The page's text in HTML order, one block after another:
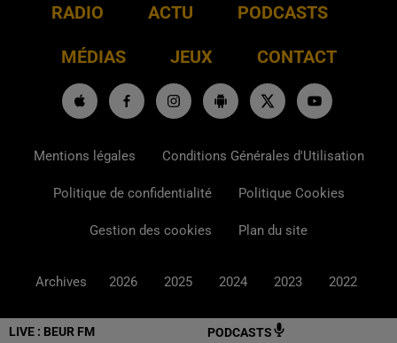
LIVE : BEUR FM PODCASTS
RADIO ACTU PODCASTS
MÉDIAS JEUX CONTACT
Mentions légales Conditions Générales d'Utilisation
Politique de confidentialité Politique Cookies
Gestion des cookies Plan du site
Archives 2026 2025 2024 2023 2022